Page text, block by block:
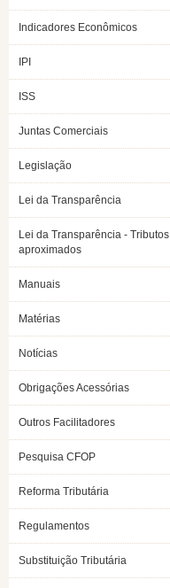
Indicadores Econômicos
IPI
ISS
Juntas Comerciais
Legislação
Lei da Transparência
Lei da Transparência - Tributos
aproximados
Manuais
Matérias
Notícias
Obrigações Acessórias
Outros Facilitadores
Pesquisa CFOP
Reforma Tributária
Regulamentos
Substituição Tributária